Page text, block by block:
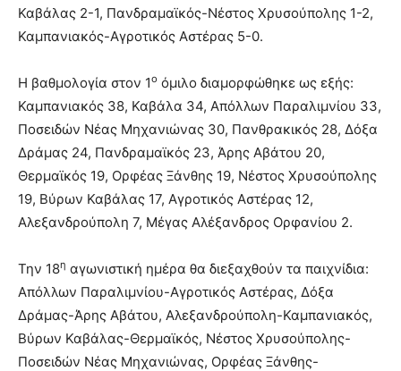
Καβάλας 2-1, Πανδραμαϊκός-Νέστος Χρυσούπολης 1-2,
Καμπανιακός-Αγροτικός Αστέρας 5-0.
Η βαθμολογία στον 1ο όμιλο διαμορφώθηκε ως εξής:
Καμπανιακός 38, Καβάλα 34, Απόλλων Παραλιμνίου 33,
Ποσειδών Νέας Μηχανιώνας 30, Πανθρακικός 28, Δόξα
Δράμας 24, Πανδραμαϊκός 23, Άρης Αβάτου 20,
Θερμαϊκός 19, Ορφέας Ξάνθης 19, Νέστος Χρυσούπολης
19, Βύρων Καβάλας 17, Αγροτικός Αστέρας 12,
Αλεξανδρούπολη 7, Μέγας Αλέξανδρος Ορφανίου 2.
Την 18η αγωνιστική ημέρα θα διεξαχθούν τα παιχνίδια:
Απόλλων Παραλιμνίου-Αγροτικός Αστέρας, Δόξα
Δράμας-Άρης Αβάτου, Αλεξανδρούπολη-Καμπανιακός,
Βύρων Καβάλας-Θερμαϊκός, Νέστος Χρυσούπολης-
Ποσειδών Νέας Μηχανιώνας, Ορφέας Ξάνθης-